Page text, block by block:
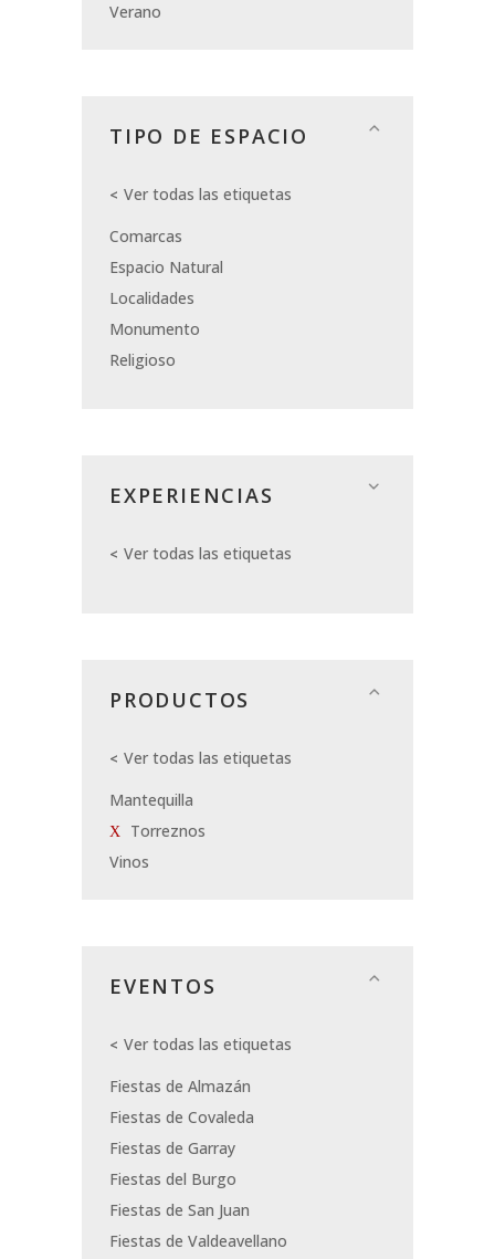
Verano
TIPO DE ESPACIO
Ver todas las etiquetas
Comarcas
Espacio Natural
Localidades
Monumento
Religioso
EXPERIENCIAS
Ver todas las etiquetas
PRODUCTOS
Ver todas las etiquetas
Mantequilla
Torreznos
Vinos
EVENTOS
Ver todas las etiquetas
Fiestas de Almazán
Fiestas de Covaleda
Fiestas de Garray
Fiestas del Burgo
Fiestas de San Juan
Fiestas de Valdeavellano